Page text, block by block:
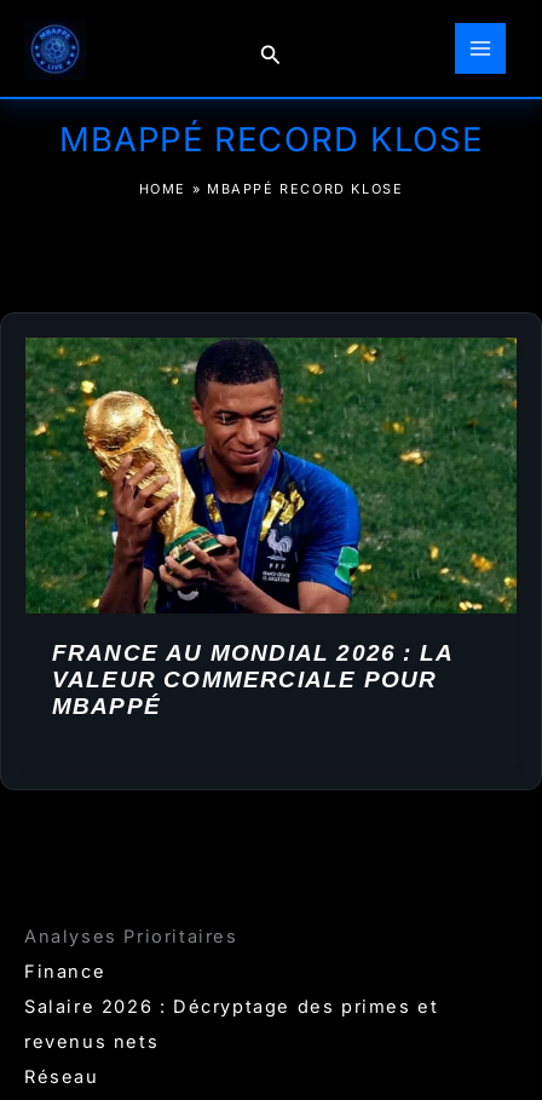
contenu
Rechercher
MBAPPÉ RECORD KLOSE
HOME » MBAPPÉ RECORD KLOSE
FRANCE AU MONDIAL 2026 : LA
VALEUR COMMERCIALE POUR
MBAPPÉ
Analyses Prioritaires
Finance
Salaire 2026 : Décryptage des primes et
revenus nets
Réseau